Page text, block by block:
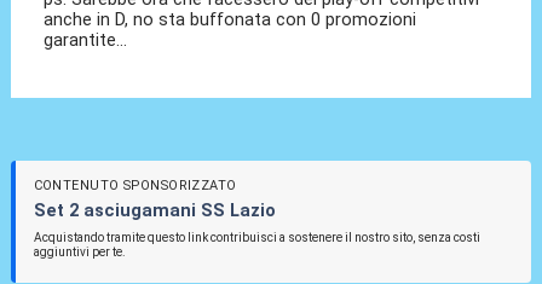
anche in D, no sta buffonata con 0 promozioni
garantite...
CONTENUTO SPONSORIZZATO
Set 2 asciugamani SS Lazio
Acquistando tramite questo link contribuisci a sostenere il nostro sito, senza costi
aggiuntivi per te.